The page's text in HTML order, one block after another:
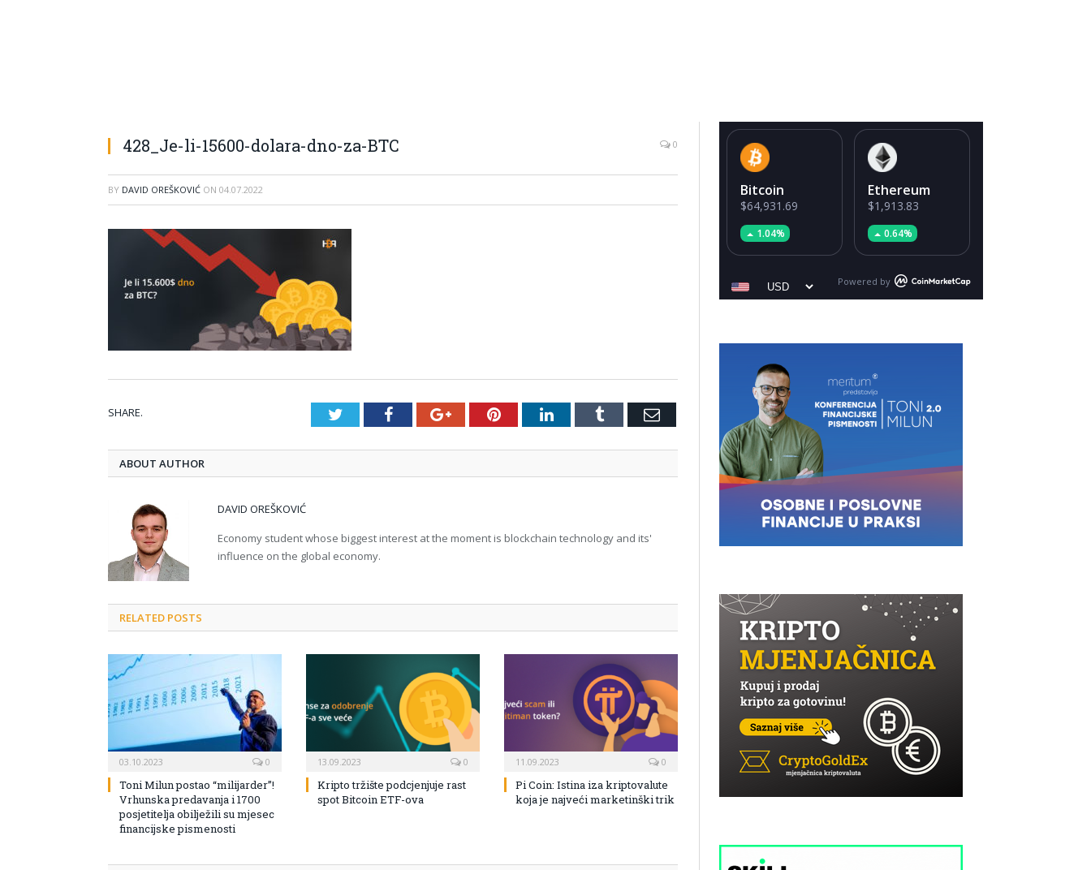
428_Je-li-15600-dolara-dno-za-BTC 0
BY DAVID OREŠKOVIĆ ON 04.07.2022
SHARE. TwitterFacebookGoogle+PinterestLinkedInTumblr Email
ABOUT AUTHOR
DAVID OREŠKOVIĆ
Economy student whose biggest interest at the moment is blockchain technology and its'
influence on the global economy.
RELATED POSTS
03.10.2023 0
Toni Milun postao “milijarder”!
Vrhunska predavanja i 1700
posjetitelja obilježili su mjesec
financijske pismenosti
13.09.2023 0
Kripto tržište podcjenjuje rast
spot Bitcoin ETF-ova
11.09.2023 0
Pi Coin: Istina iza kriptovalute
koja je najveći marketinški trik
Bitcoin
$64,931.69
1.04%
Ethereum
$1,913.83
0.64%
Powered by